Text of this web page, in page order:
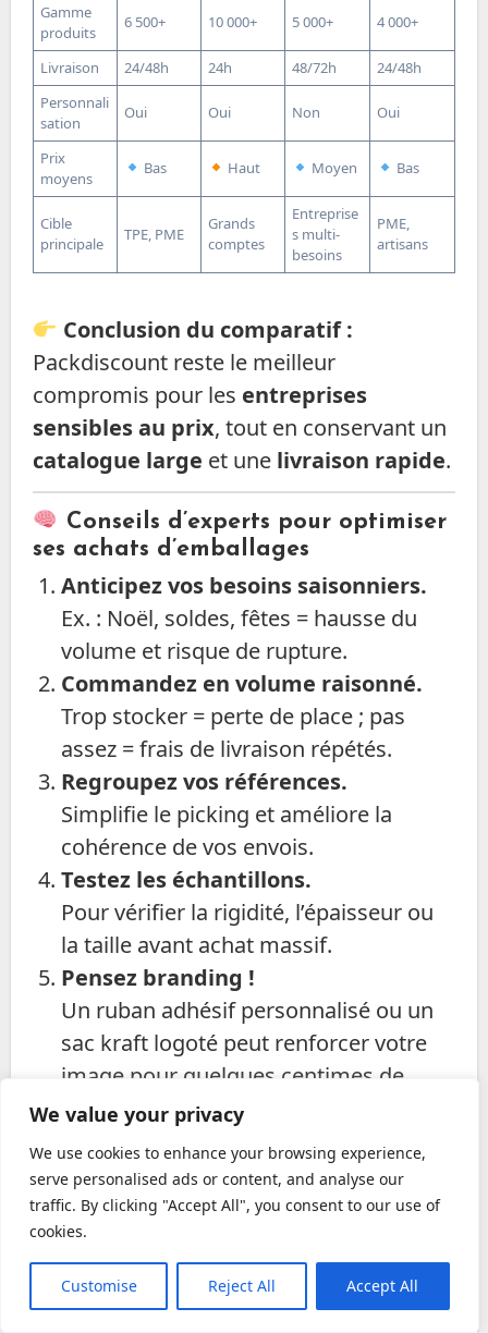
We value your privacy
We use cookies to enhance your browsing experience,
serve personalised ads or content, and analyse our
traffic. By clicking "Accept All", you consent to our use of
cookies.
Customise Reject All Accept All
Gamme
produits
6 500+ 10 000+ 5 000+ 4 000+
Livraison 24/48h 24h 48/72h
24/48h
Personnali
sation
Oui Oui Non Oui
Prix
moyens
Bas Haut Moyen Bas
Cible
principale
TPE, PME
Grands
comptes
Entreprise
s multi-
besoins
PME,
artisans
Conclusion du comparatif :
Packdiscount reste le meilleur
compromis pour les entreprises
sensibles au prix, tout en conservant un
catalogue large et une livraison rapide.
Conseils d’experts pour optimiser
ses achats d’emballages
Anticipez vos besoins saisonniers.
Ex. : Noël, soldes, fêtes = hausse du
volume et risque de rupture.
Commandez en volume raisonné.
Trop stocker = perte de place ; pas
assez = frais de livraison répétés.
Regroupez vos références.
Simplifie le picking et améliore la
cohérence de vos envois.
Testez les échantillons.
Pour vérifier la rigidité, l’épaisseur ou
la taille avant achat massif.
Pensez branding !
Un ruban adhésif personnalisé ou un
sac kraft logoté peut renforcer votre
image pour quelques centimes de
plus.
Astuce bonus :
Conservez une fiche “formats standards”
(par exemple 30x20x10, 40x30x20) : vous
erreurs de dimensions.